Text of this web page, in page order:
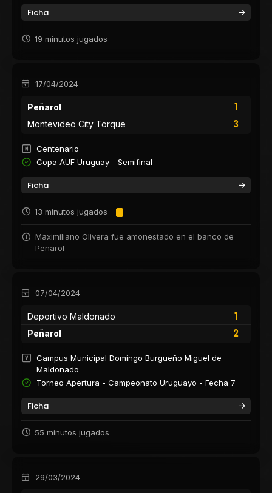
Ficha
19 minutos jugados
17/04/2024
Peñarol
1
3
Montevideo City Torque
Centenario
Copa AUF Uruguay - Semifinal
Ficha
13 minutos jugados
Maximiliano Olivera fue amonestado en el banco de
Peñarol
07/04/2024
Deportivo Maldonado
1
2
Peñarol
Campus Municipal Domingo Burgueño Miguel de
Maldonado
Torneo Apertura - Campeonato Uruguayo - Fecha 7
Ficha
55 minutos jugados
29/03/2024